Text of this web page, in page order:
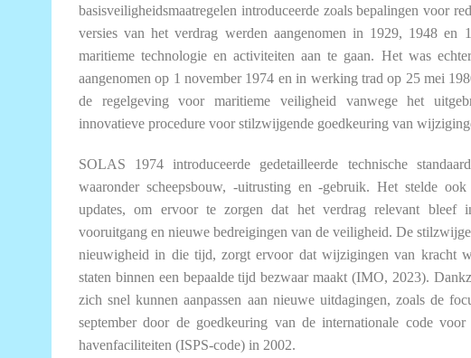
basisveiligheidsmaatregelen introduceerde zoals bepalingen voor
versies van het verdrag werden aangenomen in 1929, 1948 en
maritieme technologie en activiteiten aan te gaan. Het was
aangenomen op 1 november 1974 en in werking trad op 25 mei
de regelgeving voor maritieme veiligheid vanwege het
innovatieve procedure voor stilzwijgende goedkeuring van
SOLAS 1974 introduceerde gedetailleerde technische
waaronder scheepsbouw, -uitrusting en -gebruik. Het stelde
updates, om ervoor te zorgen dat het verdrag relevant bleef
vooruitgang en nieuwe bedreigingen van de veiligheid. De
nieuwigheid in die tijd, zorgt ervoor dat wijzigingen van kracht
staten binnen een bepaalde tijd bezwaar maakt (IMO, 2023).
zich snel kunnen aanpassen aan nieuwe uitdagingen, zoals de
september door de goedkeuring van de internationale code
havenfaciliteiten (ISPS-code) in 2002.